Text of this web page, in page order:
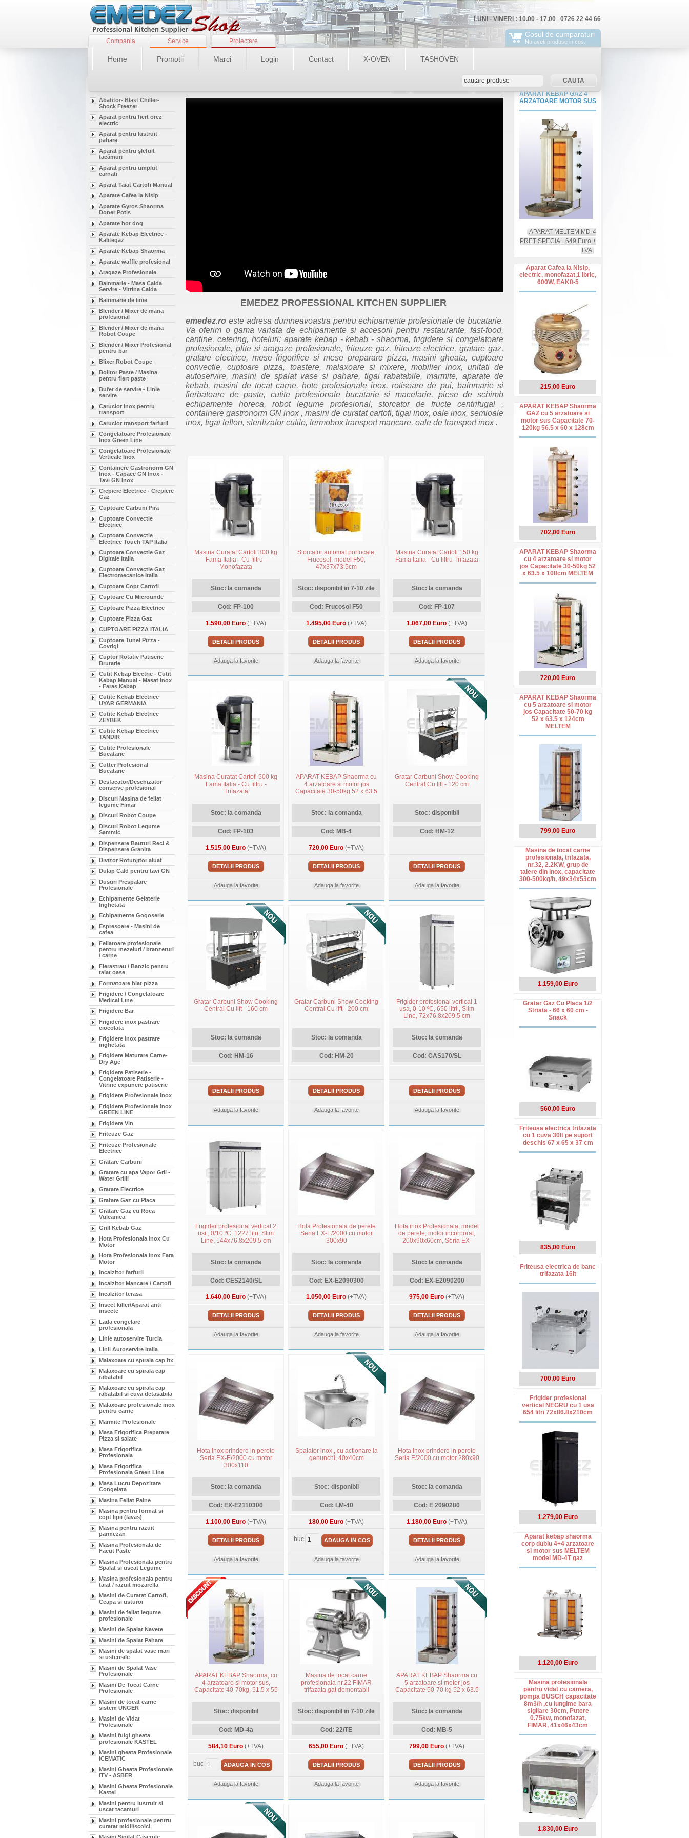
LUNI - VINERI : 10.00 - 17.00 0726 22 44 66
Cosul de cumparaturi
Nu aveti produse in cos.
Compania Service Proiectare
Home Promotii Marci Login Contact X-OVEN TASHOVEN
Abatitor- Blast Chiller-
Shock Freezer
Aparat pentru fiert orez
electric
Aparat pentru lustruit
pahare
Aparat pentru șlefuit
tacâmuri
Aparat pentru umplut
carnati
Aparat Taiat Cartofi Manual
Aparate Cafea la Nisip
Aparate Gyros Shaorma
Doner Potis
Aparate hot dog
Aparate Kebap Electrice -
Kalitegaz
Aparate Kebap Shaorma
Aparate waffle profesional
Aragaze Profesionale
Bainmarie - Masa Calda
Servire - Vitrina Calda
Bainmarie de linie
Blender / Mixer de mana
profesional
Blender / Mixer de mana
Robot Coupe
Blender / Mixer Profesional
pentru bar
Blixer Robot Coupe
Bolitor Paste / Masina
pentru fiert paste
Bufet de servire - Linie
servire
Carucior inox pentru
transport
Carucior transport farfurii
Congelatoare Profesionale
Inox Green Line
Congelatoare Profesionale
Verticale Inox
Containere Gastronorm GN
Inox - Capace GN Inox -
Tavi GN Inox
Crepiere Electrice - Crepiere
Gaz
Cuptoare Carbuni Pira
Cuptoare Convectie
Electrice
Cuptoare Convectie
Electrice Touch TAP Italia
Cuptoare Convectie Gaz
Digitale Italia
Cuptoare Convectie Gaz
Electromecanice Italia
Cuptoare Copt Cartofi
Cuptoare Cu Microunde
Cuptoare Pizza Electrice
Cuptoare Pizza Gaz
CUPTOARE PIZZA ITALIA
Cuptoare Tunel Pizza -
Covrigi
Cuptor Rotativ Patiserie
Brutarie
Cutit Kebap Electric - Cutit
Kebap Manual - Masat Inox
- Faras Kebap
Cutite Kebab Electrice
UYAR GERMANIA
Cutite Kebab Electrice
ZEYBEK
Cutite Kebap Electrice
TANDIR
Cutite Profesionale
Bucatarie
Cutter Profesional
Bucatarie
Desfacator/Deschizator
conserve profesional
Discuri Masina de feliat
legume Fimar
Discuri Robot Coupe
Discuri Robot Legume
Sammic
Dispensere Bauturi Reci &
Dispensere Granita
Divizor Rotunjitor aluat
Dulap Cald pentru tavi GN
Dusuri Prespalare
Profesionale
Echipamente Gelaterie
Inghetata
Echipamente Gogoserie
Espresoare - Masini de
cafea
Feliatoare profesionale
pentru mezeluri / branzeturi
/ carne
Fierastrau / Banzic pentru
taiat oase
Formatoare blat pizza
Frigidere / Congelatoare
Medical Line
Frigidere Bar
Frigidere inox pastrare
ciocolata
Frigidere inox pastrare
inghetata
Frigidere Maturare Carne-
Dry Age
Frigidere Patiserie -
Congelatoare Patiserie -
Vitrine expunere patiserie
Frigidere Profesionale Inox
Frigidere Profesionale inox
GREEN LINE
Frigidere Vin
Friteuze Gaz
Friteuze Profesionale
Electrice
Gratare Carbuni
Gratare cu apa Vapor Gril -
Water Grilll
Gratare Electrice
Gratare Gaz cu Placa
Gratare Gaz cu Roca
Vulcanica
Grill Kebab Gaz
Hota Profesionala Inox Cu
Motor
Hota Profesionala Inox Fara
Motor
Incalzitor farfurii
Incalzitor Mancare / Cartofi
Incalzitor terasa
Insect killer/Aparat anti
insecte
Lada congelare
profesionala
Linie autoservire Turcia
Linii Autoservire Italia
Malaxoare cu spirala cap fix
Malaxoare cu spirala cap
rabatabil
Malaxoare cu spirala cap
rabatabil si cuva detasabila
Malaxoare profesionale inox
pentru carne
Marmite Profesionale
Masa Frigorifica Preparare
Pizza si salate
Masa Frigorifica
Profesionala
Masa Frigorifica
Profesionala Green Line
Masa Lucru Depozitare
Congelata
Masina Feliat Paine
Masina pentru format si
copt lipii (lavas)
Masina pentru razuit
parmezan
Masina Profesionala de
Facut Paste
Masina Profesionala pentru
Spalat si uscat Legume
Masina profesionala pentru
taiat / razuit mozarella
Masini de Curatat Cartofi,
Ceapa si usturoi
Masini de feliat legume
profesionale
Masini de Spalat Navete
Masini de Spalat Pahare
Masini de spalat vase mari
si ustensile
Masini de Spalat Vase
Profesionale
Masini De Tocat Carne
Profesionale
Masini de tocat carne
sistem UNGER
Masini de Vidat
Profesionale
Masini fulgi gheata
profesionale KASTEL
Masini gheata Profesionale
ICEMATIC
Masini Gheata Profesionale
ITV - ASBER
Masini Gheata Profesionale
Kastel
Masini pentru lustruit si
uscat tacamuri
Masini profesionale pentru
curatat midii/scoici
EMEDEZ PROFESSIONAL KITCHEN SUPPLIER
emedez.ro este adresa dumneavoastra pentru echipamente profesionale de bucatarie.
Va oferim o gama variata de echipamente si accesorii pentru restaurante, fast-food,
cantine, catering, hoteluri: aparate kebap - kebab - shaorma, frigidere si congelatoare
profesionale, plite si aragaze profesionale, friteuze gaz, friteuze electrice, gratare gaz,
gratare electrice, mese frigorifice si mese preparare pizza, masini gheata, cuptoare
convectie, cuptoare pizza, toastere, malaxoare si mixere, mobilier inox, unitati de
autoservire, masini de spalat vase si pahare, tigai rabatabile, marmite, aparate de
kebab, masini de tocat carne, hote profesionale inox, rotisoare de pui, bainmarie si
fierbatoare de paste, cutite profesionale bucatarie si macelarie, piese de schimb
echipamente horeca, robot legume profesional, storcator de fructe centrifugal ,
containere gastronorm GN inox , masini de curatat cartofi, tigai inox, oale inox, semioale
inox, tigai teflon, sterilizator cutite, termobox transport mancare, oale de transport inox .
Masina Curatat Cartofi 300 kg
Fama Italia - Cu filtru -
Monofazata
Stoc: la comanda
Cod: FP-100
1.590,00 Euro (+TVA)
DETALII PRODUS
Adauga la favorite
Storcator automat portocale,
Frucosol, model F50,
47x37x73.5cm
Stoc: disponibil in 7-10 zile
Cod: Frucosol F50
1.495,00 Euro (+TVA)
DETALII PRODUS
Adauga la favorite
Masina Curatat Cartofi 150 kg
Fama Italia - Cu filtru Trifazata
Stoc: la comanda
Cod: FP-107
1.067,00 Euro (+TVA)
DETALII PRODUS
Adauga la favorite
Masina Curatat Cartofi 500 kg
Fama Italia - Cu filtru -
Trifazata
Stoc: la comanda
Cod: FP-103
1.515,00 Euro (+TVA)
DETALII PRODUS
Adauga la favorite
APARAT KEBAP Shaorma cu
4 arzatoare si motor jos
Capacitate 30-50kg 52 x 63.5
Stoc: la comanda
Cod: MB-4
720,00 Euro (+TVA)
DETALII PRODUS
Adauga la favorite
Gratar Carbuni Show Cooking
Central Cu lift - 120 cm
Stoc: disponibil
Cod: HM-12
DETALII PRODUS
Adauga la favorite
Gratar Carbuni Show Cooking
Central Cu lift - 160 cm
Stoc: la comanda
Cod: HM-16
DETALII PRODUS
Adauga la favorite
Gratar Carbuni Show Cooking
Central Cu lift - 200 cm
Stoc: la comanda
Cod: HM-20
DETALII PRODUS
Adauga la favorite
Frigider profesional vertical 1
usa, 0-10 ºC, 650 litri , Slim
Line, 72x76.8x209.5 cm
Stoc: la comanda
Cod: CAS170/SL
DETALII PRODUS
Adauga la favorite
Frigider profesional vertical 2
usi , 0/10 ºC, 1227 litri, Slim
Line, 144x76.8x209.5 cm
Stoc: la comanda
Cod: CES2140/SL
1.640,00 Euro (+TVA)
DETALII PRODUS
Adauga la favorite
Hota Profesionala de perete
Seria EX-E/2000 cu motor
300x90
Stoc: la comanda
Cod: EX-E2090300
1.050,00 Euro (+TVA)
DETALII PRODUS
Adauga la favorite
Hota inox Profesionala, model
de perete, motor incorporat,
200x90x60cm, Seria EX-
Stoc: la comanda
Cod: EX-E2090200
975,00 Euro (+TVA)
DETALII PRODUS
Adauga la favorite
Hota Inox prindere in perete
Seria EX-E/2000 cu motor
300x110
Stoc: la comanda
Cod: EX-E2110300
1.100,00 Euro (+TVA)
DETALII PRODUS
Adauga la favorite
Spalator inox , cu actionare la
genunchi, 40x40cm
Stoc: disponibil
Cod: LM-40
180,00 Euro (+TVA)
buc ADAUGA IN COS
Adauga la favorite
Hota Inox prindere in perete
Seria E/2000 cu motor 280x90
Stoc: la comanda
Cod: E 2090280
1.180,00 Euro (+TVA)
DETALII PRODUS
Adauga la favorite
APARAT KEBAP Shaorma, cu
4 arzatoare si motor sus,
Capacitate 40-70kg, 51.5 x 55
Stoc: disponibil
Cod: MD-4a
584,10 Euro (+TVA)
buc ADAUGA IN COS
Adauga la favorite
Masina de tocat carne
profesionala nr.22 FIMAR
trifazata gat demontabil
Stoc: disponibil in 7-10 zile
Cod: 22/TE
655,00 Euro (+TVA)
DETALII PRODUS
Adauga la favorite
APARAT KEBAP Shaorma cu
5 arzatoare si motor jos
Capacitate 50-70 kg 52 x 63.5
Stoc: la comanda
Cod: MB-5
799,00 Euro (+TVA)
DETALII PRODUS
Adauga la favorite
APARAT KEBAP GAZ 4
ARZATOARE MOTOR SUS
APARAT MELTEM MD-4
PRET SPECIAL 649 Euro +
TVA
Aparat Cafea la Nisip,
electric, monofazat,1 ibric,
600W, EAK8-5
215,00 Euro
APARAT KEBAP Shaorma
GAZ cu 5 arzatoare si
motor sus Capacitate 70-
120kg 56.5 x 60 x 128cm
702,00 Euro
APARAT KEBAP Shaorma
cu 4 arzatoare si motor
jos Capacitate 30-50kg 52
x 63.5 x 108cm MELTEM
720,00 Euro
APARAT KEBAP Shaorma
cu 5 arzatoare si motor
jos Capacitate 50-70 kg
52 x 63.5 x 124cm
MELTEM
799,00 Euro
Masina de tocat carne
profesionala, trifazata,
nr.32, 2.2KW, grup de
taiere din inox, capacitate
300-500kg/h, 49x34x53cm
1.159,00 Euro
Gratar Gaz Cu Placa 1/2
Striata - 66 x 60 cm -
Snack
560,00 Euro
Friteusa electrica trifazata
cu 1 cuva 30lt pe suport
deschis 67 x 65 x 37 cm
835,00 Euro
Friteusa electrica de banc
trifazata 16lt
700,00 Euro
Frigider profesional
vertical NEGRU cu 1 usa
654 litri 72x86.8x210cm
1.279,00 Euro
Aparat kebap shaorma
corp dublu 4+4 arzatoare
si motor sus MELTEM
model MD-4T gaz
1.120,00 Euro
Masina profesionala
pentru vidat cu camera,
pompa BUSCH capacitate
8m3/h ,cu lungime bara
sigilare 30cm, Putere
0.75kw, monofazat,
FIMAR, 41x46x43cm
1.830,00 Euro